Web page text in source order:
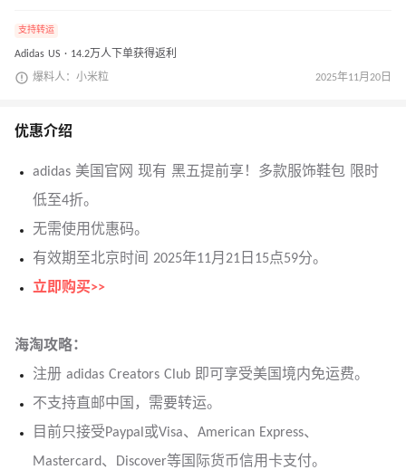
支持转运
Adidas US · 14.2万人下单获得返利
爆料人：小米粒 2025年11月20日
优惠介绍
adidas 美国官网 现有 黑五提前享！多款服饰鞋包 限时
低至4折。
无需使用优惠码。
有效期至北京时间 2025年11月21日15点59分。
立即购买>>
海淘攻略：
注册 adidas Creators Club 即可享受美国境内免运费。
不支持直邮中国，需要转运。
目前只接受Paypal或Visa、American Express、
Mastercard、Discover等国际货币信用卡支付。